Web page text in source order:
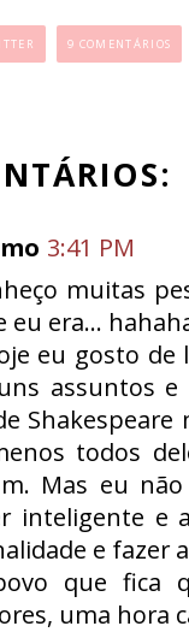
9 COMENTÁRIOS
3:41 PM
muitas
eu era...
eu gosto de
assuntos
todos
Mas eu
inteligente e
e fazer
que fica
uma hora